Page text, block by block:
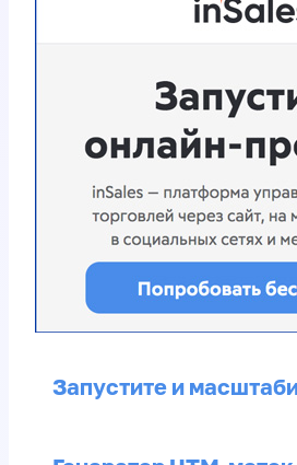
Запустите и